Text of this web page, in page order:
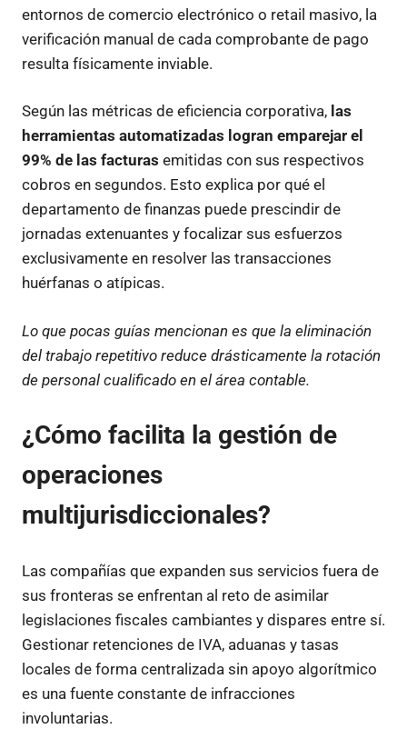
entornos de comercio electrónico o retail masivo, la
verificación manual de cada comprobante de pago
resulta físicamente inviable.
Según las métricas de eficiencia corporativa, las
herramientas automatizadas logran emparejar el
99% de las facturas emitidas con sus respectivos
cobros en segundos. Esto explica por qué el
departamento de finanzas puede prescindir de
jornadas extenuantes y focalizar sus esfuerzos
exclusivamente en resolver las transacciones
huérfanas o atípicas.
Lo que pocas guías mencionan es que la eliminación
del trabajo repetitivo reduce drásticamente la rotación
de personal cualificado en el área contable.
¿Cómo facilita la gestión de
operaciones
multijurisdiccionales?
Las compañías que expanden sus servicios fuera de
sus fronteras se enfrentan al reto de asimilar
legislaciones fiscales cambiantes y dispares entre sí.
Gestionar retenciones de IVA, aduanas y tasas
locales de forma centralizada sin apoyo algorítmico
es una fuente constante de infracciones
involuntarias.